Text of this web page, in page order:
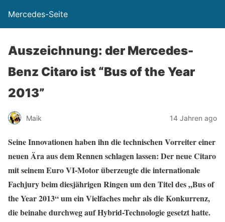
Mercedes-Seite
Auszeichnung: der Mercedes-
Benz Citaro ist “Bus of the Year
2013”
Maik 14 Jahren ago
Seine Innovationen haben ihn die technischen Vorreiter einer
neuen Ära aus dem Rennen schlagen lassen: Der neue Citaro
mit seinem Euro VI-Motor überzeugte die internationale
Fachjury beim diesjährigen Ringen um den Titel des „Bus of
the Year 2013“ um ein Vielfaches mehr als die Konkurrenz,
die beinahe durchweg auf Hybrid-Technologie gesetzt hatte.